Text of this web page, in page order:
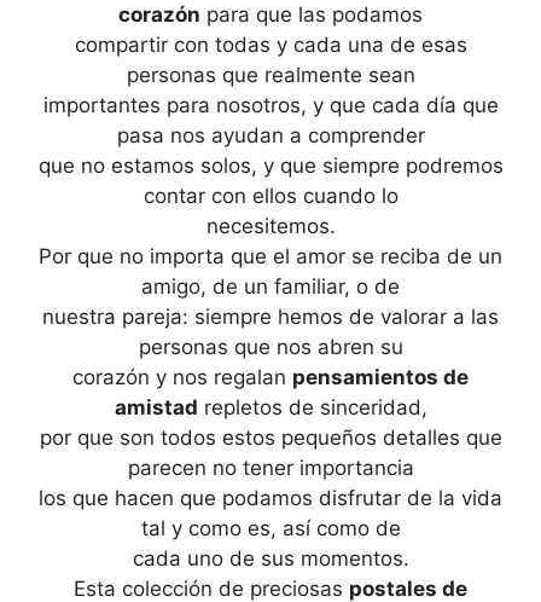
corazón para que las podamos
compartir con todas y cada una de esas
personas que realmente sean
importantes para nosotros, y que cada día que
pasa nos ayudan a comprender
que no estamos solos, y que siempre podremos
contar con ellos cuando lo
necesitemos.
Por que no importa que el amor se reciba de un
amigo, de un familiar, o de
nuestra pareja: siempre hemos de valorar a las
personas que nos abren su
corazón y nos regalan pensamientos de
amistad repletos de sinceridad,
por que son todos estos pequeños detalles que
parecen no tener importancia
los que hacen que podamos disfrutar de la vida
tal y como es, así como de
cada uno de sus momentos.
Esta colección de preciosas postales de